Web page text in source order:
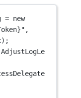
= new
,